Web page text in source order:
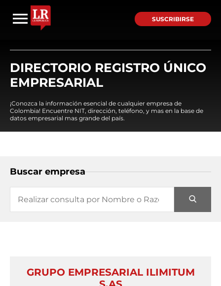
SUSCRIBIRSE
DIRECTORIO REGISTRO ÚNICO
EMPRESARIAL
¡Conozca la información esencial de cualquier empresa de
Colombia! Encuentre NIT, dirección, teléfono, y mas en la base de
datos empresarial mas grande del país.
Buscar empresa
GRUPO EMPRESARIAL ILIMITUM